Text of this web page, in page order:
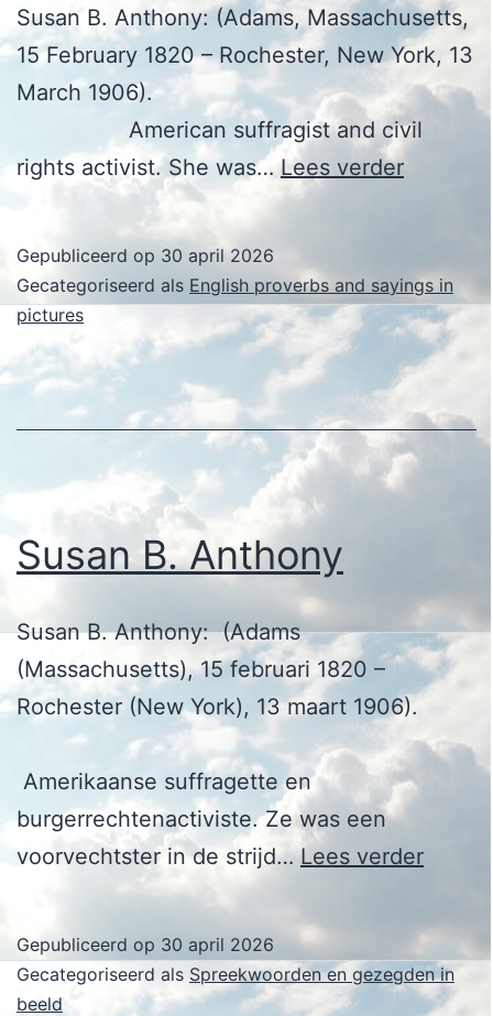
Susan B. Anthony: (Adams, Massachusetts,
15 February 1820 – Rochester, New York, 13
March 1906).
American suffragist and civil
rights activist. She was…Lees verderSusan
Gepubliceerd op 30 april 2026
Gecategoriseerd als English proverbs and sayings in
pictures
Susan B. Anthony
Susan B. Anthony: (Adams
(Massachusetts), 15 februari 1820 –
Rochester (New York), 13 maart 1906).
Amerikaanse suffragette en
burgerrechtenactiviste. Ze was een
voorvechtster in de strijd…Lees verderSusan
Gepubliceerd op 30 april 2026
Gecategoriseerd als Spreekwoorden en gezegden in
beeld